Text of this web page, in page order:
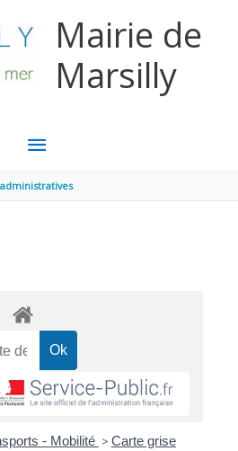
Mairie de
Marsilly
MENU
PRINCIPAL
- Mobilité > Carte grise